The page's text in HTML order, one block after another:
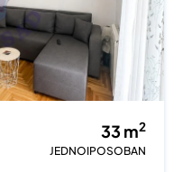
33 m2
JEDNOIPOSOBAN